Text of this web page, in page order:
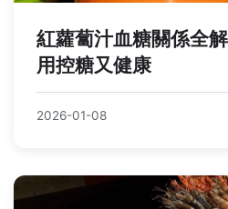
紅蘿蔔汁血糖關係全
用控糖又健康
2026-01-08